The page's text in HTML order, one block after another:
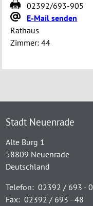
02392/693-905
E-Mail senden
Rathaus
Zimmer: 44
Stadt Neuenrade
Alte Burg 1
58809 Neuenrade
Deutschland
Telefon: 02392 / 693 - 0
Fax: 02392 / 693 - 48